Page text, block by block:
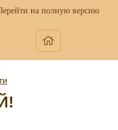
на полную версию